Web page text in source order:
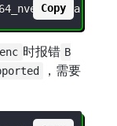
-c:a
Copy
时报错 B
，需要